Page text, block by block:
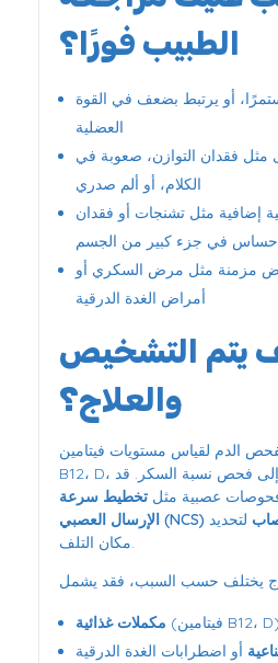
الطبيب فورًا؟
أو يرتبط بضعف في القوة
العضلية
مثل فقدان التوازن، صعوبة في
الكلام، أو ألم صدري
إضافية مثل تشنجات أو فقدان
في جزء كبير من الجسم
مزمنة مثل مرض السكري أو
أمراض الغدة الدرقية
يتم التشخيص
والعلاج؟
الدم لقياس مستويات فيتامين
B12، D، والهرمونات، بالإضافة إلى فحص نسبة السكر. قد
فحوصات عصبية مثلتخطيط سرعة
الإرسال العصبي (NCS) لتحديد
مكان التلف.
مكملات غذائية
(فيتامين B12، D)
أو اضطرابات الغدة الدرقية